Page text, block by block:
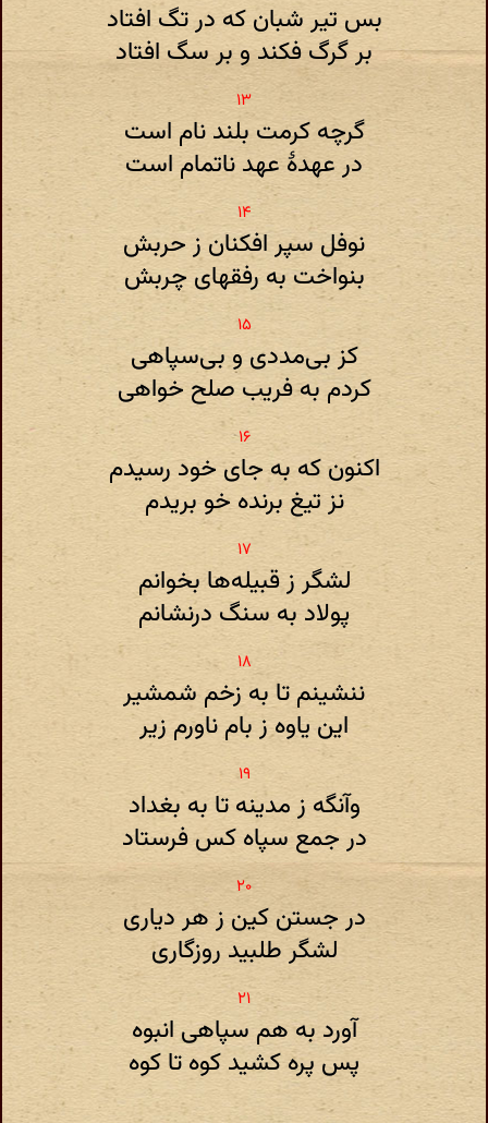
بس تیر شبان که در تگ افتاد
بر گرگ فکند و بر سگ افتاد
گرچه کرمت بلند نام است
در عهدهٔ عهد ناتمام است
نوفل سپر افکنان ز حربش
بنواخت به رفقهای چربش
کز بی‌مددی و بی‌سپاهی
کردم به فریب صلح خواهی
اکنون که به جای خود رسیدم
نز تیغ برنده خو بریدم
لشگر ز قبیله‌ها بخوانم
پولاد به سنگ درنشانم
ننشینم تا به زخم شمشیر
این یاوه ز بام ناورم زیر
وآنگه ز مدینه تا به بغداد
در جمع سپاه کس فرستاد
در جستن کین ز هر دیاری
لشگر طلبید روزگاری
آورد به هم سپاهی انبوه
پس پره کشید کوه تا کوه